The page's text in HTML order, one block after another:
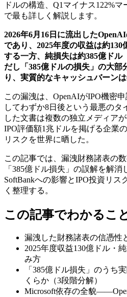
ドルの構造、Q1マイナス122%
で最も詳しく解説します。
2026年6月16日に流出した
であり、2025年度の収益は約
する一方、純損失は約385億ドル
だし「385億ドルの損失」の大部
り、実質的なキャッシュバーンは
この漏洩は、OpenAIがIPO機密
してわずか8日後という最悪のタ
した文書は複数の独立メディア
IPO評価額1兆ドルを掲げる企業
リスクを世界に晒した。
この記事では、漏洩財務諸表の
「385億ドル損失」の誤解を解
SoftBankへの影響とIPO投資リス
く整理する。
この記事でわかるこ
漏洩した財務諸表の信憑性
2025年度収益130億ドル・
み方
「385億ドル損失」のうち
くらか（3段階分解）
Microsoft依存の全貌